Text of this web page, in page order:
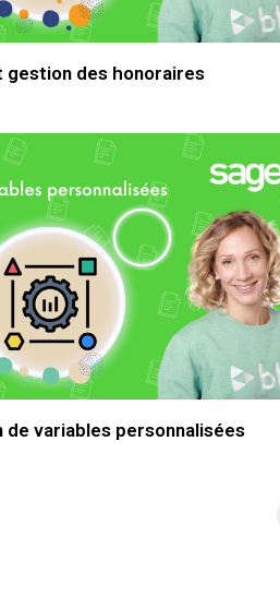
gestion des honoraires
de variables personnalisées